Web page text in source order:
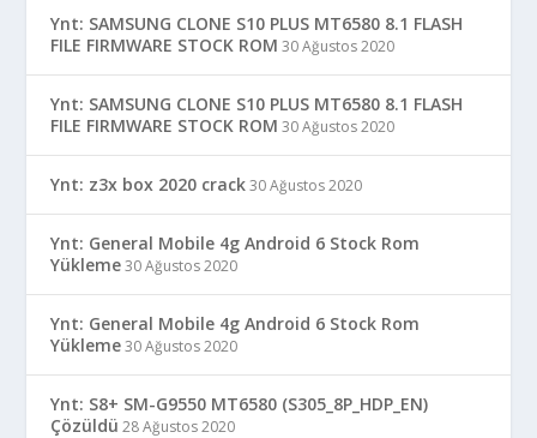
Ynt: SAMSUNG CLONE S10 PLUS MT6580 8.1 FLASH
FILE FIRMWARE STOCK ROM 30 Ağustos 2020
Ynt: SAMSUNG CLONE S10 PLUS MT6580 8.1 FLASH
FILE FIRMWARE STOCK ROM 30 Ağustos 2020
Ynt: z3x box 2020 crack 30 Ağustos 2020
Ynt: General Mobile 4g Android 6 Stock Rom
Yükleme 30 Ağustos 2020
Ynt: General Mobile 4g Android 6 Stock Rom
Yükleme 30 Ağustos 2020
Ynt: S8+ SM-G9550 MT6580 (S305_8P_HDP_EN)
Çözüldü 28 Ağustos 2020